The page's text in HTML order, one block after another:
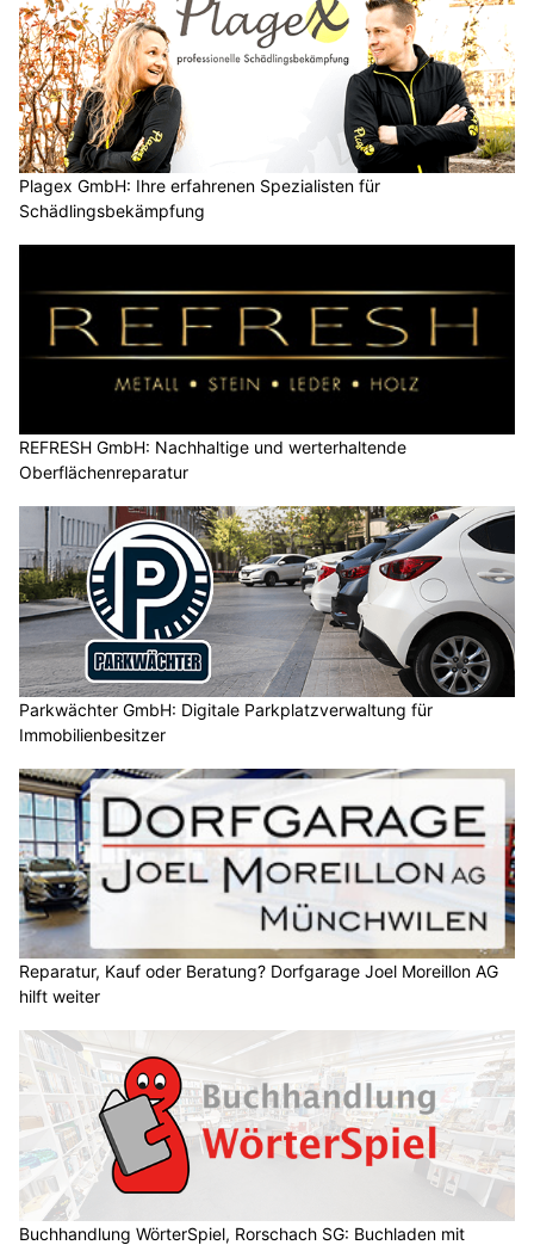
Plagex GmbH: Ihre erfahrenen Spezialisten für
Schädlingsbekämpfung
REFRESH GmbH: Nachhaltige und werterhaltende
Oberflächenreparatur
Parkwächter GmbH: Digitale Parkplatzverwaltung für
Immobilienbesitzer
Reparatur, Kauf oder Beratung? Dorfgarage Joel Moreillon AG
hilft weiter
Buchhandlung WörterSpiel, Rorschach SG: Buchladen mit